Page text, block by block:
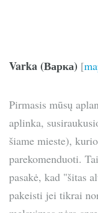
Varka (Варка) [
Pirmasis mūsų
aplinka,
šiame mieste),
parekomenduoti.
pasakė, kad "šitas
pakeisti jei tikrai